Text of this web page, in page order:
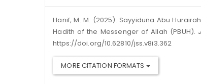
Hanif, M. M. (2025). Sayyiduna Abu
Hadith of the Messenger of Allah (PBUH).
https://doi.org/10.62810/jss.v8i3.362
MORE CITATION FORMATS